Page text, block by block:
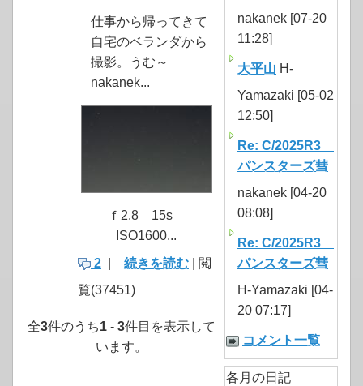
仕事から帰ってきて
自宅のベランダから
撮影。うむ～
nakanek...
ｆ2.8 15s
ISO1600...
2
続きを読む | 閲
覧(37451)
全3件のうち1 - 3件目を表示して
います。
nakanek [07-20
11:28]
大平山 H-
Yamazaki [05-02
12:50]
Re: C/2025R3
パンスターズ彗
nakanek [04-20
08:08]
Re: C/2025R3
パンスターズ彗
H-Yamazaki [04-
20 07:17]
コメント一覧
各月の日記